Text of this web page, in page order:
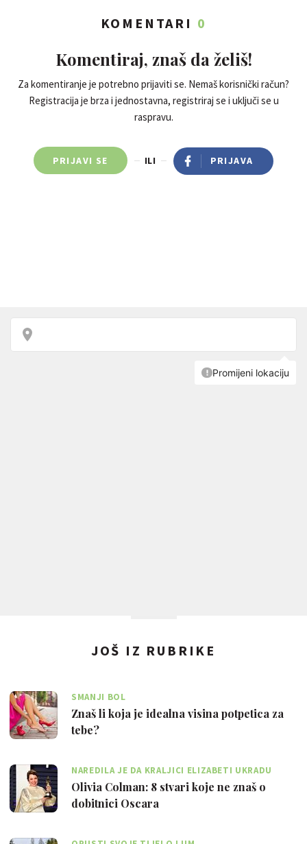
KOMENTARI 0
Komentiraj, znaš da želiš!
Za komentiranje je potrebno prijaviti se. Nemaš korisnički račun?
Registracija je brza i jednostavna, registriraj se i uključi se u
raspravu.
PRIJAVI SE ILI PRIJAVA
JOŠ IZ RUBRIKE
SMANJI BOL
Znaš li koja je idealna visina potpetica za
tebe?
NAREDILA JE DA KRALJICI ELIZABETI UKRADU
TOALETNI PAPIR
Olivia Colman: 8 stvari koje ne znaš o
dobitnici Oscara